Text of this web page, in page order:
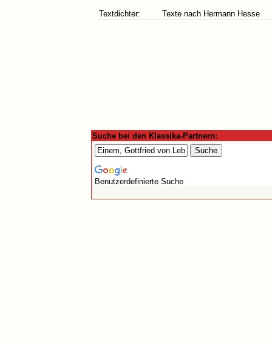
Textdichter: Texte nach Hermann Hesse
Suche bei den Klassika-Partnern:
Benutzerdefinierte Suche